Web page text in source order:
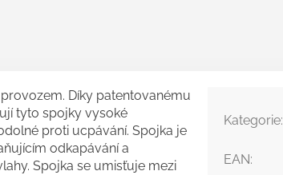
Díky patentovanému
tyto spojky vysoké
proti ucpávání. Spojka je
odkapávání a
Spojka se umisťuje mezi
Kategorie:
EAN: